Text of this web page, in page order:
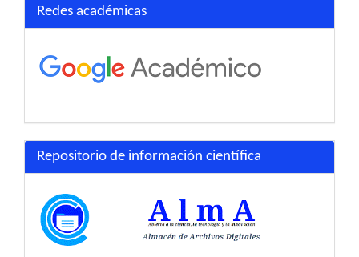
Redes académicas
Repositorio de información científica